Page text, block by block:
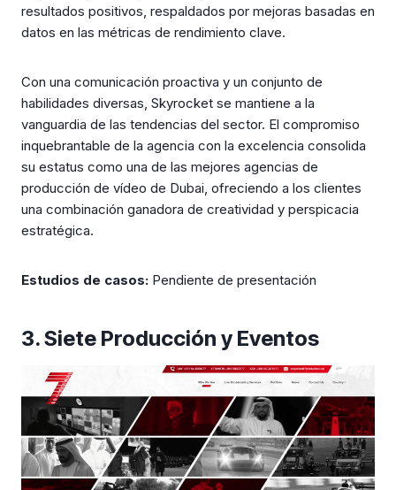
resultados positivos, respaldados por mejoras basadas en
datos en las métricas de rendimiento clave.
Con una comunicación proactiva y un conjunto de
habilidades diversas, Skyrocket se mantiene a la
vanguardia de las tendencias del sector. El compromiso
inquebrantable de la agencia con la excelencia consolida
su estatus como una de las mejores agencias de
producción de vídeo de Dubai, ofreciendo a los clientes
una combinación ganadora de creatividad y perspicacia
estratégica.
Estudios de casos: Pendiente de presentación
3. Siete Producción y Eventos